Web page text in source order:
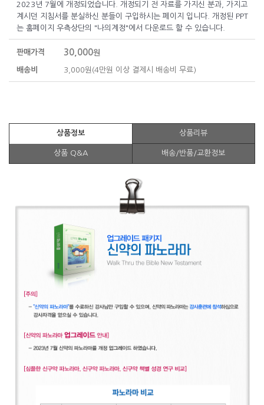
2023년 7월에 개정되었습니다. 개정되기 전 자료를 가지신 분과, 가지고
계시던 지침서를 분실하신 분들이 구입하시는 페이지 입니다. 개정된 PPT
는 홈페이지 우측상단의 "나의계정"에서 다운로드 할 수 있습니다.
판매가격 30,000원
배송비 3,000원(4만원 이상 결제시 배송비 무료)
상품정보 상품리뷰
상품 Q&A 배송/반품/교환정보